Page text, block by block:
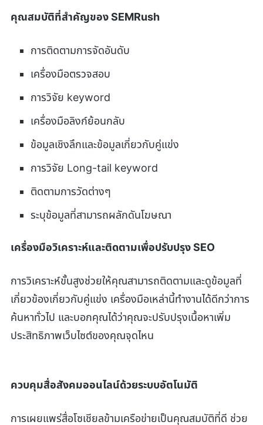
คุณสมบัติที่สำคัญของ SEMRush
การติดตามการจัดอันดับ
เครื่องมือตรวจสอบ
การวิจัย keyword
เครื่องมือลิงก์ย้อนกลับ
ข้อมูลเชิงลึกและข้อมูลเกี่ยวกับคู่แข่ง
การวิจัย Long-tail keyword
ติดตามการวัดต่างๆ
ระบุข้อมูลที่สามารถผลักดันโฆษณา
เครื่องมือวิเคราะห์และติดตามเพื่อปรับปรุง SEO
การวิเคราะห์ขั้นสูงช่วยให้คุณสามารถติดตามและดูข้อมูลที่
เกี่ยวข้องเกี่ยวกับคู่แข่ง เครื่องมือเหล่านี้ทำงานได้ดีกว่าการ
ค้นหาทั่วไป และบอกคุณได้ว่าคุณจะปรับปรุงเนื้อหาเพิ่ม
ประสิทธิภาพเว็บไซต์ของคุณจุดไหน
ควบคุมสื่อสังคมออนไลน์ด้วยระบบอัตโนมัติ
การเผยแพร่สื่อโซเชียลข้ามเครือข่ายเป็นคุณสมบัติที่ดี ช่วย